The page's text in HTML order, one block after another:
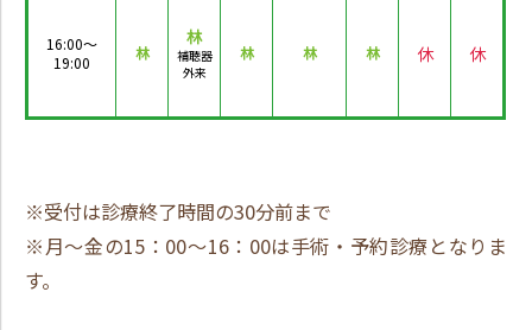
16:00～
19:00
林
林
補聴器
外来
林 林 林 休 休
※受付は診療終了時間の30分前まで
※月～金の15：00～16：00は手術・予約診療となりま
す。